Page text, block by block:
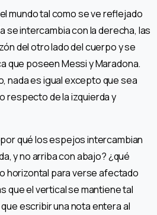
mundo tal como se ve reflejado
se intercambia con la derecha, las
del otro lado del cuerpo y se
que poseen Messi y Maradona.
nada es igual excepto que sea
respecto de la izquierda y
qué los espejos intercambian
y no arriba con abajo? ¿qué
horizontal para verse afectado
que el vertical se mantiene tal
escribir una nota entera al